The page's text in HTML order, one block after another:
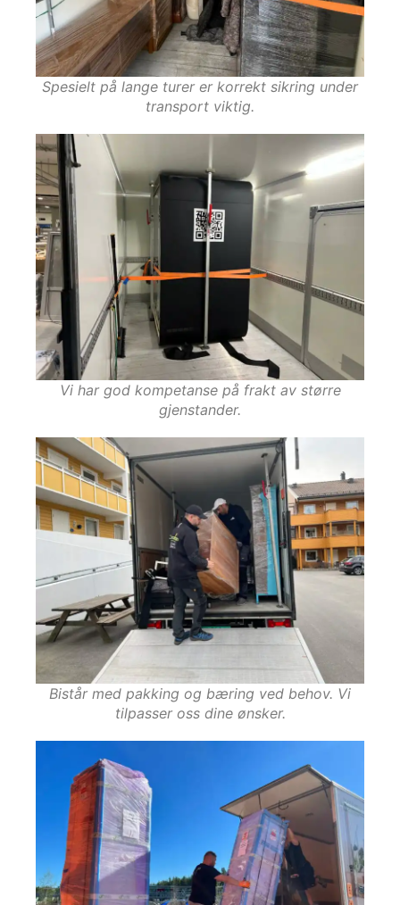
Spesielt på lange turer er korrekt sikring under
transport viktig.
Vi har god kompetanse på frakt av større
gjenstander.
Bistår med pakking og bæring ved behov. Vi
tilpasser oss dine ønsker.